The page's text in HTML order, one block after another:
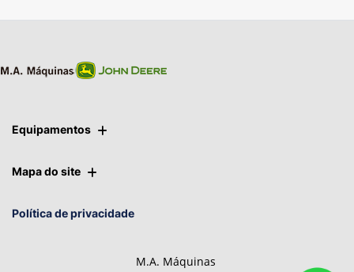
Equipamentos
Mapa do site
Política de privacidade
M.A. Máquinas